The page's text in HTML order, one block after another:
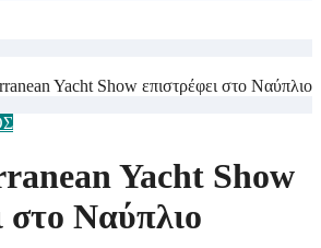
Yacht Show επιστρέφει στο Ναύπλιο
Yacht Show
στο Ναύπλιο